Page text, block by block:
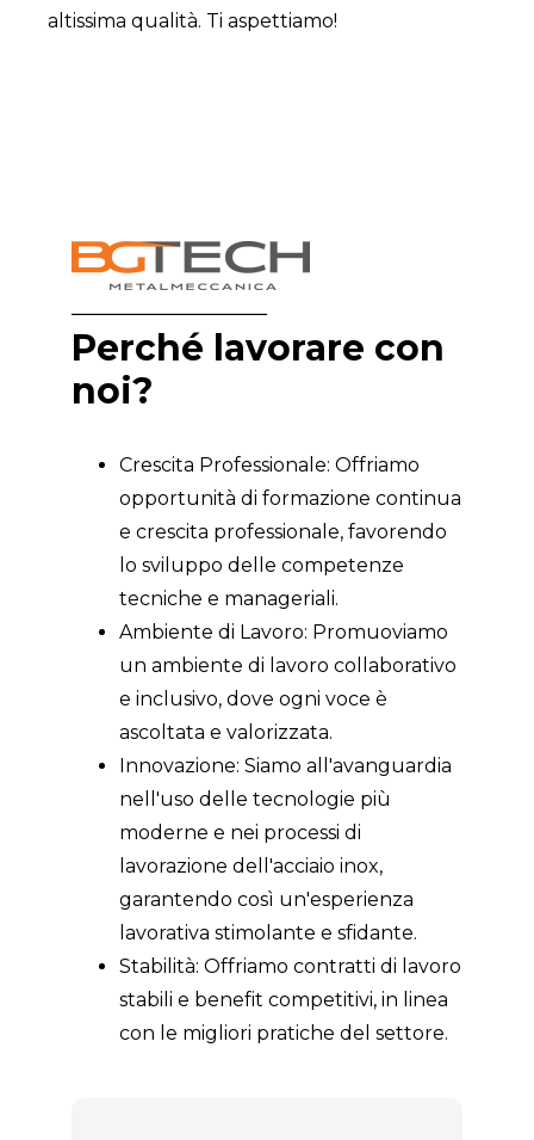
altissima qualità. Ti aspettiamo!
Perché lavorare con
noi?
Crescita Professionale: Offriamo
opportunità di formazione continua
e crescita professionale, favorendo
lo sviluppo delle competenze
tecniche e manageriali.
Ambiente di Lavoro: Promuoviamo
un ambiente di lavoro collaborativo
e inclusivo, dove ogni voce è
ascoltata e valorizzata.
Innovazione: Siamo all'avanguardia
nell'uso delle tecnologie più
moderne e nei processi di
lavorazione dell'acciaio inox,
garantendo così un'esperienza
lavorativa stimolante e sfidante.
Stabilità: Offriamo contratti di lavoro
stabili e benefit competitivi, in linea
con le migliori pratiche del settore.